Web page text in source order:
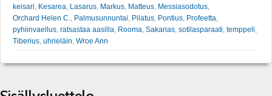
keisari Kesarea Lasarus Markus Matteus Messiasodotus
Orchard Helen C.
Palmusunnuntai Pilatus Pontius Profeetta
pyhiinvaellus ratsastaa aasilla Rooma Sakarias sotilasparaati temppeli
Tiberius uhrieläin Wroe Ann